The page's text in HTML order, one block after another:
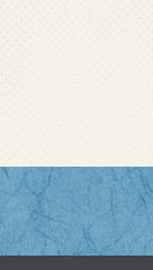
かなマイスターの部